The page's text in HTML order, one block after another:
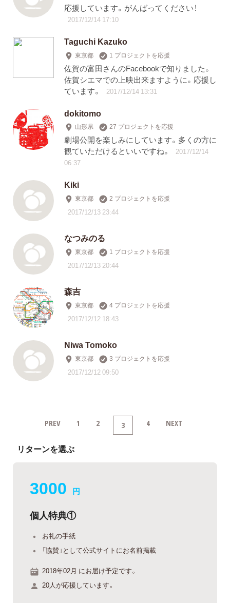
応援しています。がんばってください！
2017/12/14 17:10
Taguchi Kazuko
東京都 1 プロジェクトを応援
佐賀の富田さんのFacebookで知りました。
佐賀シエマでの上映出来ますように。応援し
ています。
2017/12/14 13:31
dokitomo
山形県 27 プロジェクトを応援
劇場公開を楽しみにしています。多くの方に
観ていただけるといいですね。
2017/12/14
06:37
Kiki
東京都 2 プロジェクトを応援
2017/12/13 23:44
なつみのる
東京都 1 プロジェクトを応援
2017/12/13 20:44
森吉
東京都 4 プロジェクトを応援
2017/12/12 18:43
Niwa Tomoko
東京都 3 プロジェクトを応援
2017/12/12 09:50
PREV 1 2 3 4 NEXT
リターンを選ぶ
3000 円
個人特典①
お礼の手紙
「協賛」として公式サイトにお名前掲載
2018年02月 にお届け予定です。
20人が応援しています。